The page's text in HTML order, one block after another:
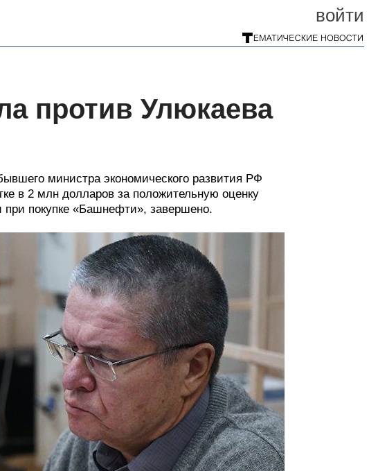
войти
против Улюкаева
министра экономического развития РФ
в 2 млн долларов за положительную оценку
покупке «Башнефти», завершено.